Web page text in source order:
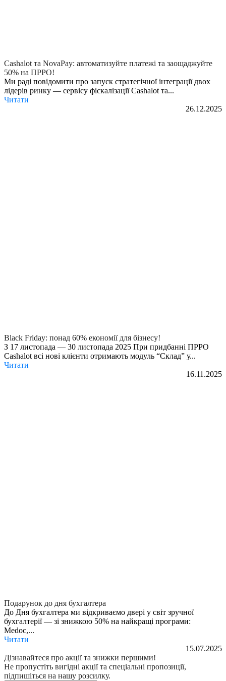
Cashalot та NovaPay: автоматизуйте платежі та заощаджуйте
50% на ПРРО!
Ми раді повідомити про запуск стратегічної інтеграції двох
лідерів ринку — сервісу фіскалізації Cashalot та...
Читати
26.12.2025
Black Friday: понад 60% економії для бізнесу!
З 17 листопада — 30 листопада 2025 При придбанні ПРРО
Cashalot всі нові клієнти отримають модуль “Склад” у...
Читати
16.11.2025
Подарунок до дня бухгалтера
До Дня бухгалтера ми відкриваємо двері у світ зручної
бухгалтерії — зі знижкою 50% на найкращі програми:
Medoc,...
Читати
15.07.2025
Дізнавайтеся про акції та знижки першими!
Не пропустіть вигідні акції та спеціальні пропозиції,
підпишіться на нашу розсилку.